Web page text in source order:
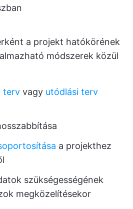
a projekt hatókörének
módszerek közül
terv vagy utódlási terv
a projekthez
szükségességének
megközelítésekor